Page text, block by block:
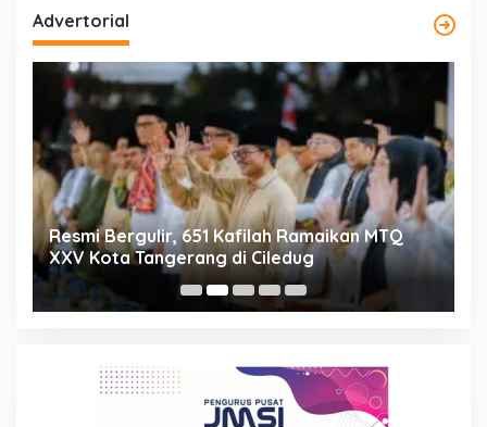
Advertorial
Resmi Bergulir, 651 Kafilah Ramaikan MTQ
XXV Kota Tangerang di Ciledug